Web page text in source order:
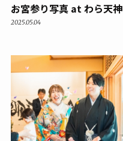
お宮参り写真 at わら天神
2025.05.04